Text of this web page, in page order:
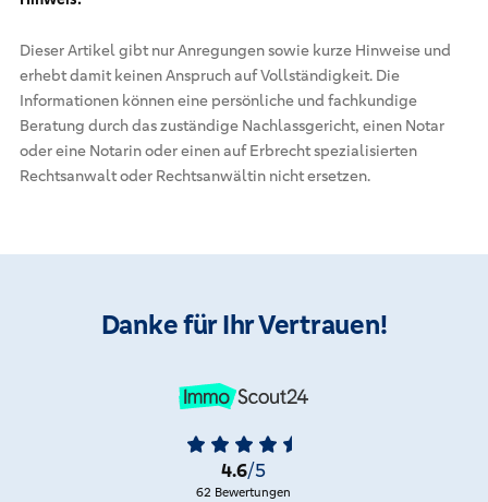
Dieser Artikel gibt nur Anregungen sowie kurze Hinweise und
erhebt damit keinen Anspruch auf Vollständigkeit. Die
Informationen können eine persönliche und fachkundige
Beratung durch das zuständige Nachlassgericht, einen Notar
oder eine Notarin oder einen auf Erbrecht spezialisierten
Rechtsanwalt oder Rechtsanwältin nicht ersetzen.
Danke für Ihr Vertrauen!
4.6/5
62 Bewertungen